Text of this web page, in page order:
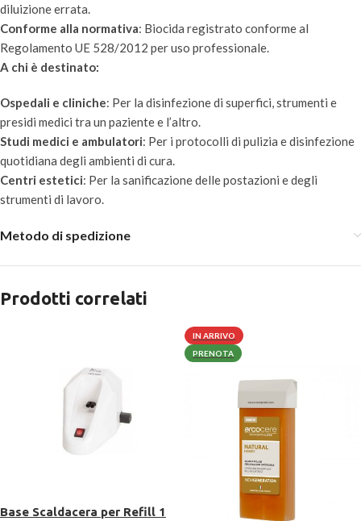
diluizione errata.
Conforme alla normativa: Biocida registrato conforme al
Regolamento UE 528/2012 per uso professionale.
A chi è destinato:
Ospedali e cliniche: Per la disinfezione di superfici, strumenti e
presidi medici tra un paziente e l’altro.
Studi medici e ambulatori: Per i protocolli di pulizia e disinfezione
quotidiana degli ambienti di cura.
Centri estetici: Per la sanificazione delle postazioni e degli
strumenti di lavoro.
Metodo di spedizione
Prodotti correlati
Base Scaldacera per Refill 1
IN ARRIVO
PRENOTA